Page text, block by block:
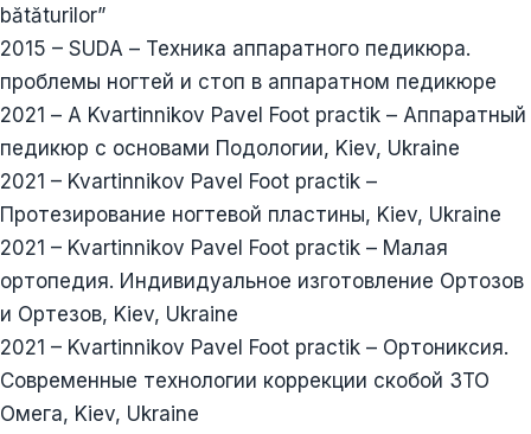
bătăturilor”
2015 – SUDA – Техника аппаратного педикюра.
проблемы ногтей и стоп в аппаратном педикюре
2021 – А Kvartinnikov Pavel Foot practik – Aппаратный
педикюр с основами Подологии, Kiev, Ukraine
2021 – Kvartinnikov Pavel Foot practik –
Протезирование ногтевой пластины, Kiev, Ukraine
2021 – Kvartinnikov Pavel Foot practik – Малая
ортопедия. Индивидуальное изготовление Ортозов
и Ортезов, Kiev, Ukraine
2021 – Kvartinnikov Pavel Foot practik – Ортониксия.
Современные технологии коррекции скобой 3ТО
Омега, Kiev, Ukraine